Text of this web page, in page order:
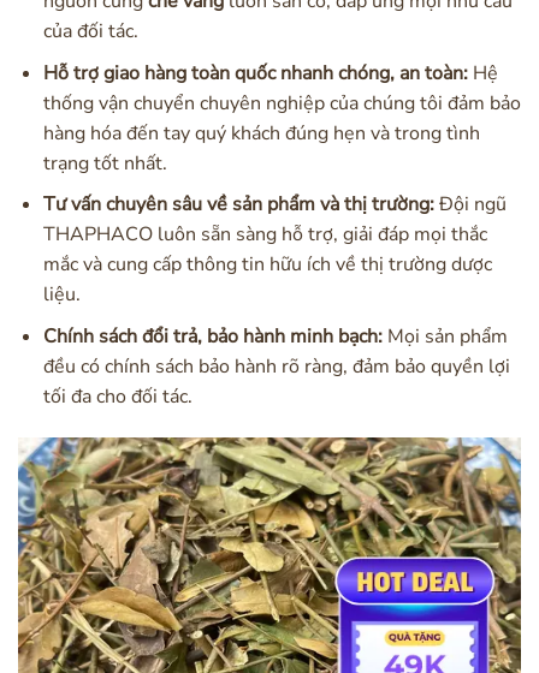
của đối tác.
Hỗ trợ giao hàng toàn quốc nhanh chóng, an toàn:Hệ
thống vận chuyển chuyên nghiệp của chúng tôi đảm bảo
hàng hóa đến tay quý khách đúng hẹn và trong tình
trạng tốt nhất.
Tư vấn chuyên sâu về sản phẩm và thị trường:Đội ngũ
THAPHACO luôn sẵn sàng hỗ trợ, giải đáp mọi thắc
mắc và cung cấp thông tin hữu ích về thị trường dược
liệu.
Chính sách đổi trả, bảo hành minh bạch:Mọi sản phẩm
đều có chính sách bảo hành rõ ràng, đảm bảo quyền lợi
tối đa cho đối tác.